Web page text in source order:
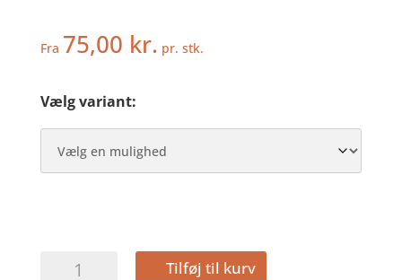
Fra 75,00 kr. pr. stk.
Vælg variant:
BAHAMA
Tilføj til kurv